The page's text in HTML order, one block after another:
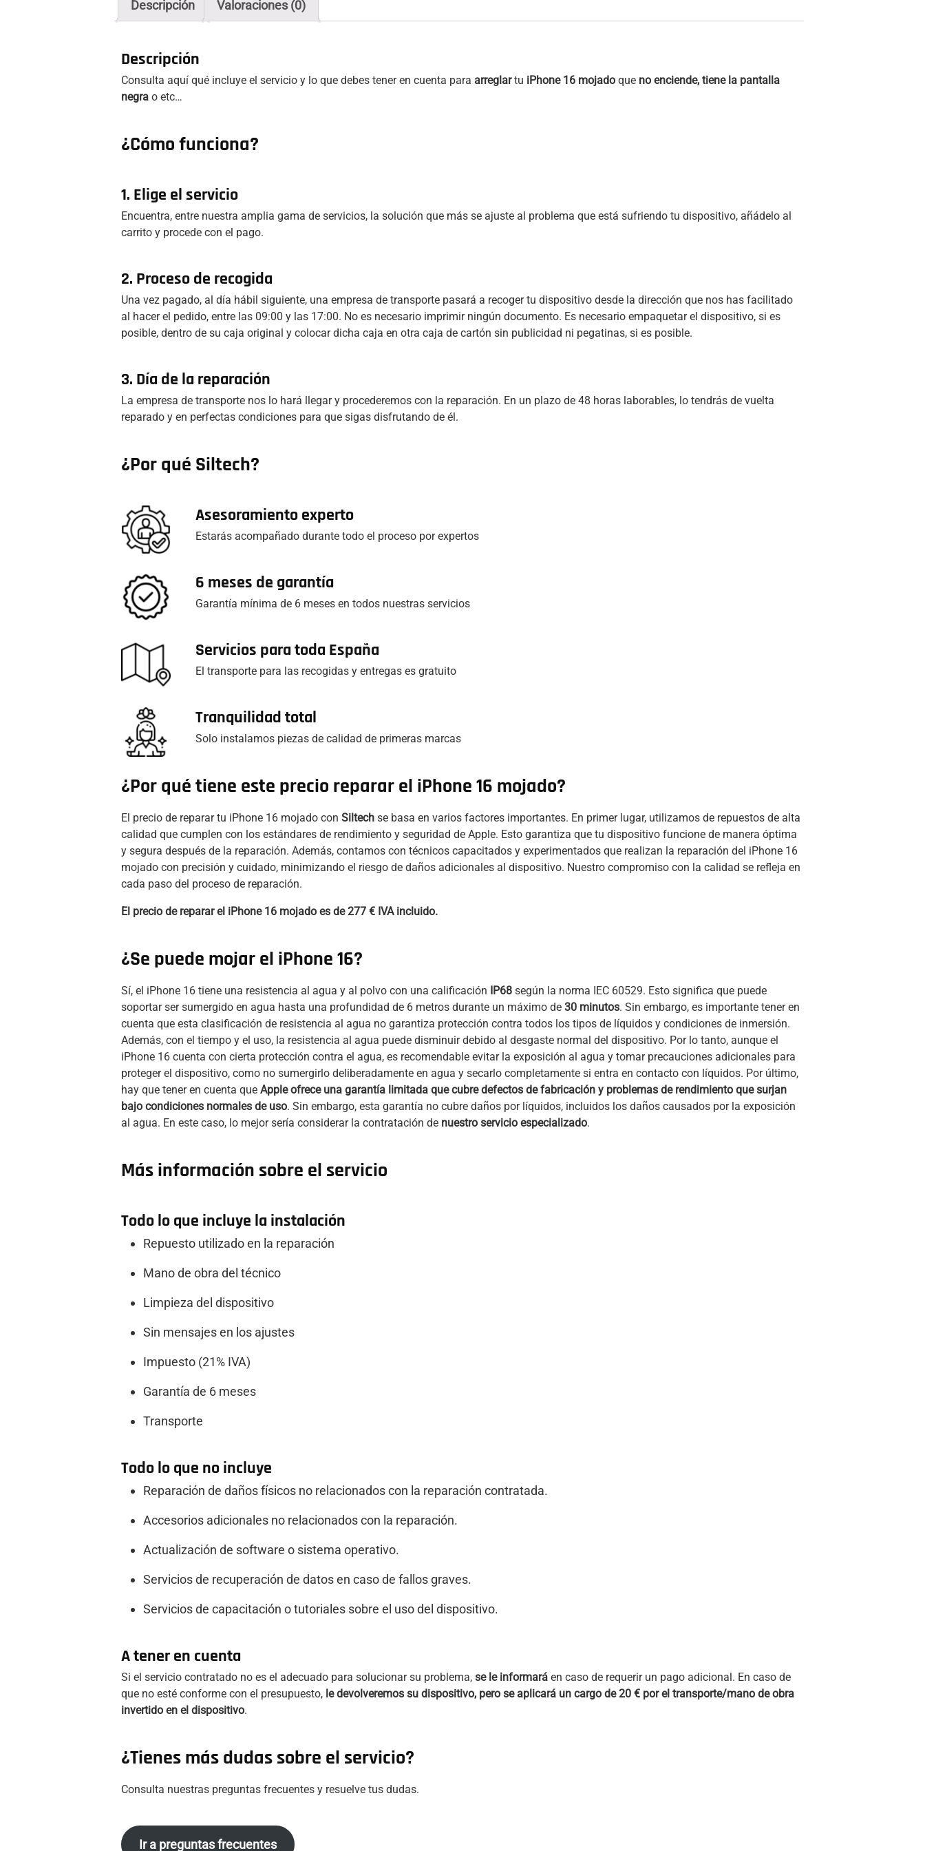
Descripción Valoraciones (0)
Descripción
Consulta aquí qué incluye el servicio y lo que debes tener en cuenta para arreglartu iPhone 16 mojado que no enciende, tiene la pantalla
negra o etc…
¿Cómo funciona?
1. Elige el servicio
Encuentra, entre nuestra amplia gama de servicios, la solución que más se ajuste al problema que está sufriendo tu dispositivo, añádelo al
carrito y procede con el pago.
2. Proceso de recogida
Una vez pagado, al día hábil siguiente, una empresa de transporte pasará a recoger tu dispositivo desde la dirección que nos has facilitado
al hacer el pedido, entre las 09:00 y las 17:00. No es necesario imprimir ningún documento. Es necesario empaquetar el dispositivo, si es
posible, dentro de su caja original y colocar dicha caja en otra caja de cartón sin publicidad ni pegatinas, si es posible.
3. Día de la reparación
La empresa de transporte nos lo hará llegar y procederemos con la reparación. En un plazo de 48 horas laborables, lo tendrás de vuelta
reparado y en perfectas condiciones para que sigas disfrutando de él.
¿Por qué Siltech?
Asesoramiento experto
Estarás acompañado durante todo el proceso por expertos
6 meses de garantía
Garantía mínima de 6 meses en todos nuestras servicios
Servicios para toda España
El transporte para las recogidas y entregas es gratuito
Tranquilidad total
Solo instalamos piezas de calidad de primeras marcas
¿Por qué tiene este precio reparar el iPhone 16 mojado?
El precio de reparar tu iPhone 16 mojado con Siltech se basa en varios factores importantes. En primer lugar, utilizamos de repuestos de alta
calidad que cumplen con los estándares de rendimiento y seguridad de Apple. Esto garantiza que tu dispositivo funcione de manera óptima
y segura después de la reparación. Además, contamos con técnicos capacitados y experimentados que realizan la reparación del iPhone 16
mojado con precisión y cuidado, minimizando el riesgo de daños adicionales al dispositivo. Nuestro compromiso con la calidad se refleja en
cada paso del proceso de reparación.
El precio de reparar el iPhone 16 mojado es de 277 € IVA incluido.
¿Se puede mojar el iPhone 16?
Sí, el iPhone 16 tiene una resistencia al agua y al polvo con una calificación IP68 según la norma IEC 60529. Esto significa que puede
soportar ser sumergido en agua hasta una profundidad de 6 metros durante un máximo de 30 minutos. Sin embargo, es importante tener en
cuenta que esta clasificación de resistencia al agua no garantiza protección contra todos los tipos de líquidos y condiciones de inmersión.
Además, con el tiempo y el uso, la resistencia al agua puede disminuir debido al desgaste normal del dispositivo. Por lo tanto, aunque el
iPhone 16 cuenta con cierta protección contra el agua, es recomendable evitar la exposición al agua y tomar precauciones adicionales para
proteger el dispositivo, como no sumergirlo deliberadamente en agua y secarlo completamente si entra en contacto con líquidos. Por último,
hay que tener en cuenta que Apple ofrece una garantía limitada que cubre defectos de fabricación y problemas de rendimiento que surjan
bajo condiciones normales de uso. Sin embargo, esta garantía no cubre daños por líquidos, incluidos los daños causados por la exposición
al agua. En este caso, lo mejor sería considerar la contratación de nuestro servicio especializado.
Más información sobre el servicio
Todo lo que incluye la instalación
Repuesto utilizado en la reparación
Mano de obra del técnico
Limpieza del dispositivo
Sin mensajes en los ajustes
Impuesto (21% IVA)
Garantía de 6 meses
Transporte
Todo lo que no incluye
Reparación de daños físicos no relacionados con la reparación contratada.
Accesorios adicionales no relacionados con la reparación.
Actualización de software o sistema operativo.
Servicios de recuperación de datos en caso de fallos graves.
Servicios de capacitación o tutoriales sobre el uso del dispositivo.
A tener en cuenta
Si el servicio contratado no es el adecuado para solucionar su problema, se le informará en caso de requerir un pago adicional. En caso de
que no esté conforme con el presupuesto, le devolveremos su dispositivo, pero se aplicará un cargo de 20 € por el transporte/mano de obra
invertido en el dispositivo.
¿Tienes más dudas sobre el servicio?
Consulta nuestras preguntas frecuentes y resuelve tus dudas.
Ir a preguntas frecuentes